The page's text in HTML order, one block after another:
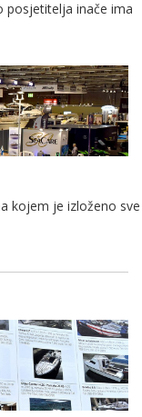
posjetitelja inače ima
kojem je izloženo sve